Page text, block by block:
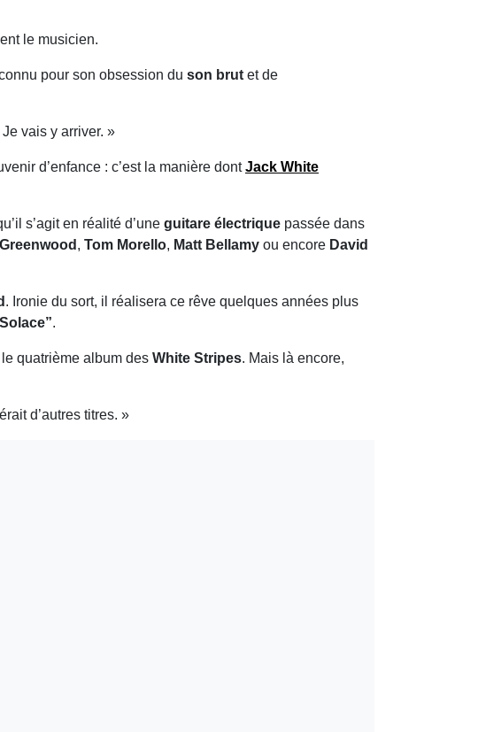
le musicien.
pour son obsession du son brut et de
vais y arriver. »
d’enfance : c’est la manière dontJack White
s’agit en réalité d’une guitare électrique passée dans
, Tom Morello, Matt Bellamy ou encore David
. Ironie du sort, il réalisera ce rêve quelques années plus
.
le quatrième album des White Stripes. Mais là encore,
d’autres titres. »